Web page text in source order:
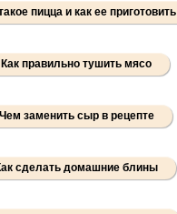
пицца и как ее приготовить
Как правильно тушить мясо
Чем заменить сыр в рецепте
сделать домашние блины